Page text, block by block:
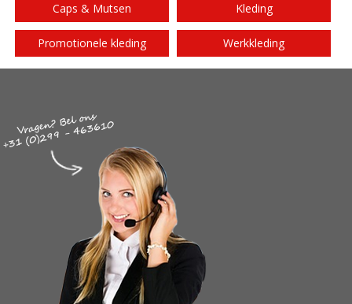
Caps & Mutsen Kleding
Promotionele kleding Werkkleding